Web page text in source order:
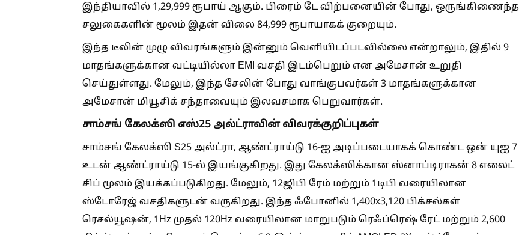
இந்தியாவில் 1,29,999 ரூபாய் ஆகும். பிரைம் டே விற்பனையின் போது, ​​ஒருங்கிணைந்த
சலுகைகளின் மூலம் இதன் விலை 84,999 ரூபாயாகக் குறையும்.
இந்த டீலின் முழு விவரங்களும் இன்னும் வெளியிடப்படவில்லை என்றாலும், இதில் 9
மாதங்களுக்கான வட்டியில்லா EMI வசதி இடம்பெறும் என அமேசான் உறுதி
செய்துள்ளது. மேலும், இந்த சேலின் போது வாங்குபவர்கள் 3 மாதங்களுக்கான
அமேசான் மியூசிக் சந்தாவையும் இலவசமாக பெறுவார்கள்.
சாம்சங் கேலக்ஸி எஸ்25 அல்ட்ராவின் விவரக்குறிப்புகள்
சாம்சங் கேலக்ஸி S25 அல்ட்ரா, ஆண்ட்ராய்டு 16-ஐ அடிப்படையாகக் கொண்ட ஒன் யுஐ 7
உடன் ஆண்ட்ராய்டு 15-ல் இயங்குகிறது. இது கேலக்ஸிக்கான ஸ்னாப்டிராகன் 8 எலைட்
சிப் மூலம் இயக்கப்படுகிறது. மேலும், 12ஜிபி ரேம் மற்றும் 1டிபி வரையிலான
ஸ்டோரேஜ் வசதிகளுடன் வருகிறது. இந்த ஃபோனில் 1,400x3,120 பிக்சல்கள்
ரெசல்யூஷன், 1Hz முதல் 120Hz வரையிலான மாறுபடும் ரெஃப்ரெஷ் ரேட் மற்றும் 2,600